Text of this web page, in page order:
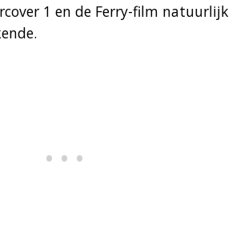
1 en de Ferry-film natuurlijk